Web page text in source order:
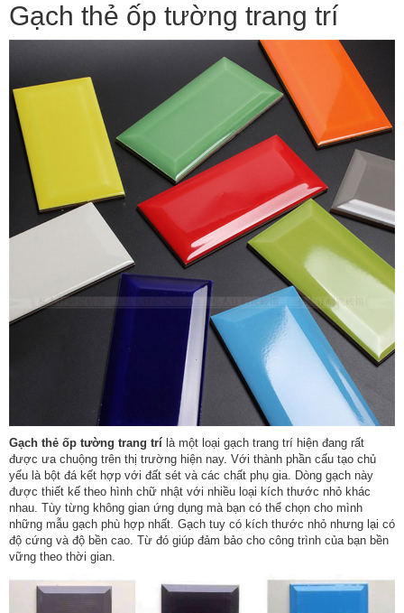
Gạch thẻ ốp tường trang trí
Gạch thẻ ốp tường trang trí là một loại gạch trang trí hiện đang rất
được ưa chuộng trên thị trường hiện nay. Với thành phần cấu tạo chủ
yếu là bột đá kết hợp với đất sét và các chất phụ gia. Dòng gạch này
được thiết kế theo hình chữ nhật với nhiều loại kích thước nhỏ khác
nhau. Tùy từng không gian ứng dụng mà bạn có thể chọn cho mình
những mẫu gạch phù hợp nhất. Gạch tuy có kích thước nhỏ nhưng lại có
độ cứng và độ bền cao. Từ đó giúp đảm bảo cho công trình của bạn bền
vững theo thời gian.